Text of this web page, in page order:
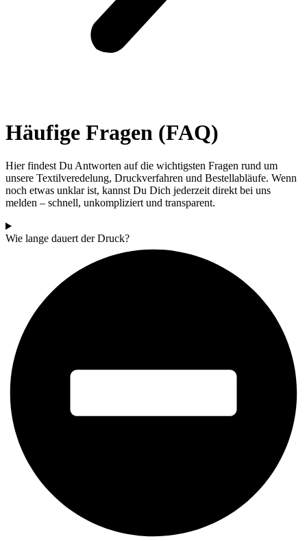
Häufige Fragen (FAQ)
Hier findest Du Antworten auf die wichtigsten Fragen rund um
unsere Textilveredelung, Druckverfahren und Bestellabläufe. Wenn
noch etwas unklar ist, kannst Du Dich jederzeit direkt bei uns
melden – schnell, unkompliziert und transparent.
Wie lange dauert der Druck?